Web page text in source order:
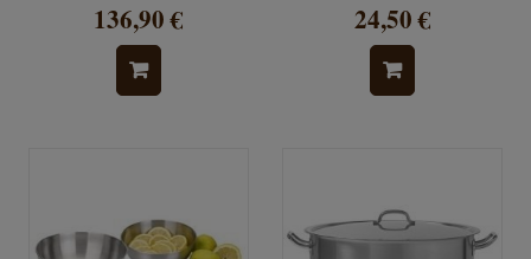
136,90 € 24,50 €